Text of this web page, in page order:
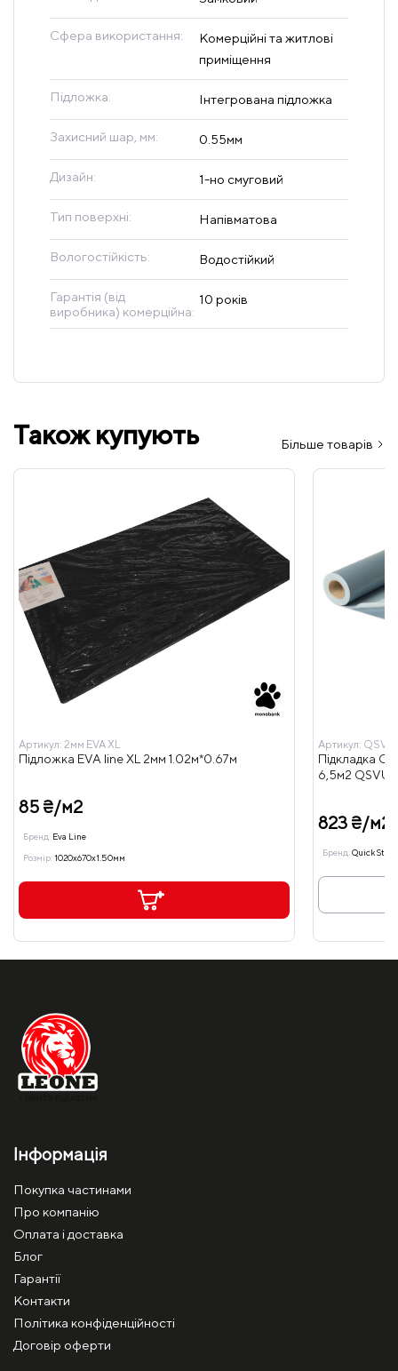
Сфера використання:
Комерційні та житлові
приміщення
Підложка: Інтегрована підложка
Захисний шар, мм: 0.55мм
Дизайн: 1-но смуговий
Тип поверхні: Напівматова
Вологостійкість: Водостійкий
Гарантія (від
виробника) комерційна:
10 років
Також купують Більше товарів
Артикул: 2мм EVA XL
Підложка EVA line XL 2мм 1.02м*0.67м
85 ₴/м2
Бренд: Eva Line
Розмір:1020x670x1.50мм
Артикул:
Підкладка
6,5м2
823 ₴/м2
Бренд:Quick Step
Інформація
Покупка частинами
Про компанію
Оплата і доставка
Блог
Гарантії
Контакти
Політика конфіденційності
Договір оферти